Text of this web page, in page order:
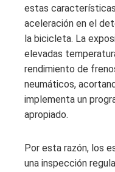
estas
aceleración en el
la bicicleta. La
elevadas
rendimiento de
neumáticos,
implementa un
apropiado.
Por esta razón, los
una inspección